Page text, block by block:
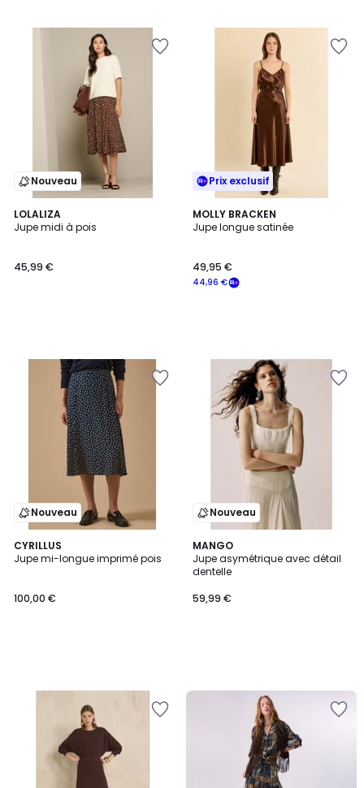
Nouveau
LOLALIZA
Jupe midi à pois
45,99 €
Prix exclusif
MOLLY BRACKEN
Jupe longue satinée
44,96 €
49,95 €
Nouveau
CYRILLUS
Jupe mi-longue imprimé pois
100,00 €
Nouveau
MANGO
Jupe asymétrique avec détail
dentelle
59,99 €